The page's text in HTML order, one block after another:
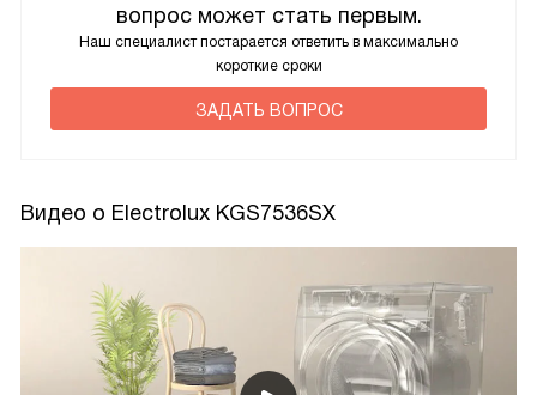
вопрос может стать первым.
Наш специалист постарается ответить в максимально
короткие сроки
ЗАДАТЬ ВОПРОС
Видео о Electrolux KGS7536SX